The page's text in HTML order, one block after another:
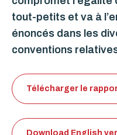
tout-petits et va à
énoncés dans les
conventions
Télécharger le
Download English